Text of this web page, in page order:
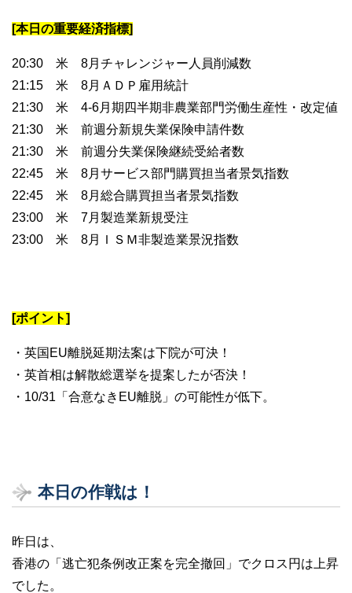
[本日の重要経済指標]
20:30 米 8月チャレンジャー人員削減数
21:15 米 8月ＡＤＰ雇用統計
21:30 米 4-6月期四半期非農業部門労働生産性・改定値
21:30 米 前週分新規失業保険申請件数
21:30 米 前週分失業保険継続受給者数
22:45 米 8月サービス部門購買担当者景気指数
22:45 米 8月総合購買担当者景気指数
23:00 米 7月製造業新規受注
23:00 米 8月ＩＳＭ非製造業景況指数
[ポイント]
・英国EU離脱延期法案は下院が可決！
・英首相は解散総選挙を提案したが否決！
・10/31「合意なきEU離脱」の可能性が低下。
本日の作戦は！
昨日は、
香港の「逃亡犯条例改正案を完全撤回」でクロス円は上昇
でした。